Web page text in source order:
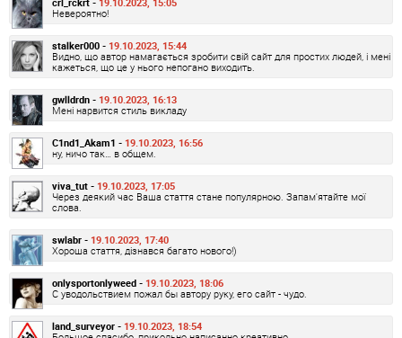
Невероятно!
stalker000 - 19.10.2023, 15:44
Видно, що автор намагається зробити свій сайт для простих людей, і мені
кажеться, що це у нього непогано виходить.
gwlldrdn - 19.10.2023, 16:13
Мені нарвится стиль викладу
C1nd1_Akam1 - 19.10.2023, 16:56
ну, ничо так… в общем.
viva_tut - 19.10.2023, 17:05
Через деякий час Ваша стаття стане популярною. Запам'ятайте мої
слова.
swlabr - 19.10.2023, 17:40
Хороша стаття, дізнався багато нового!)
onlysportonlyweed - 19.10.2023, 18:06
С уводольствием пожал бы автору руку, его сайт - чудо.
land_surveyor - 19.10.2023, 18:54